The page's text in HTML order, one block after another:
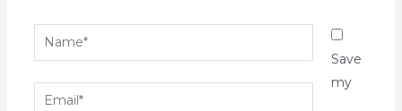
Name*
Email*
Save
my